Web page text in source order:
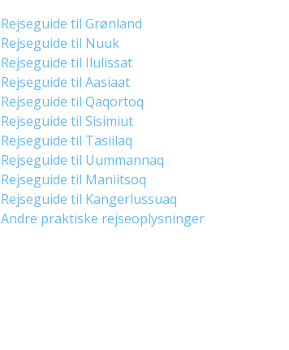
Rejseguide til Grønland
Rejseguide til Nuuk
Rejseguide til Ilulissat
Rejseguide til Aasiaat
Rejseguide til Qaqortoq
Rejseguide til Sisimiut
Rejseguide til Tasiilaq
Rejseguide til Uummannaq
Rejseguide til Maniitsoq
Rejseguide til Kangerlussuaq
Andre praktiske rejseoplysninger